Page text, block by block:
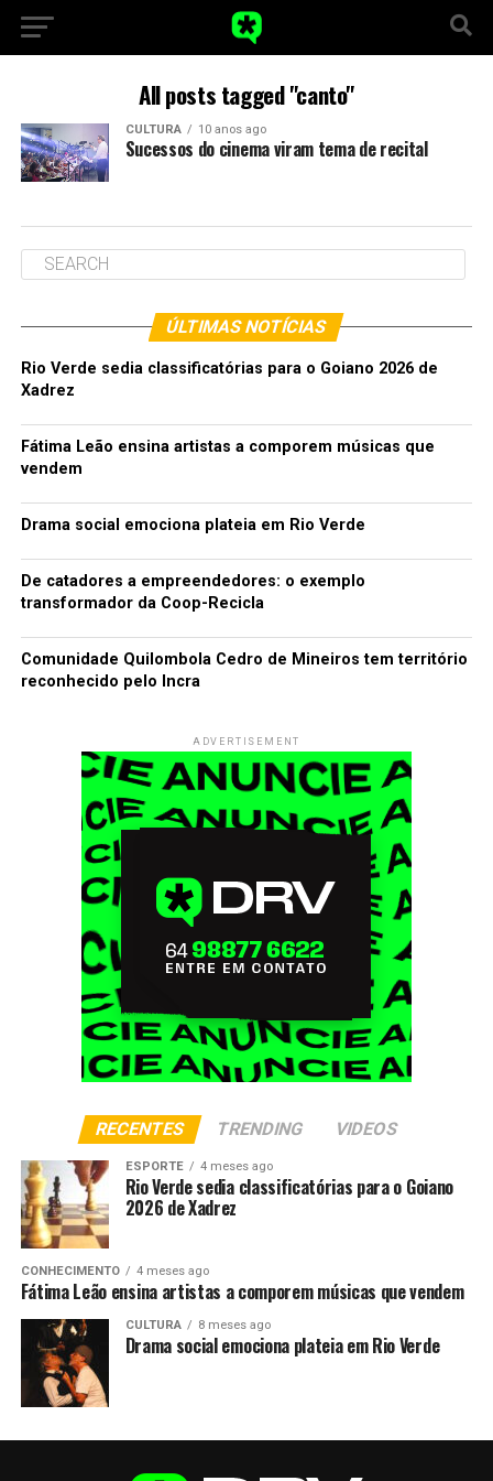
All posts tagged "canto"
CULTURA 10 anos ago
Sucessos do cinema viram tema de recital
ÚLTIMAS NOTÍCIAS
Rio Verde sedia classificatórias para o Goiano 2026 de
Xadrez
Fátima Leão ensina artistas a comporem músicas que
vendem
Drama social emociona plateia em Rio Verde
De catadores a empreendedores: o exemplo
transformador da Coop-Recicla
Comunidade Quilombola Cedro de Mineiros tem território
reconhecido pelo Incra
ADVERTISEMENT
RECENTES TRENDING VIDEOS
ESPORTE 4 meses ago
Rio Verde sedia classificatórias para o Goiano
2026 de Xadrez
CONHECIMENTO 4 meses ago
Fátima Leão ensina artistas a comporem músicas que vendem
CULTURA 8 meses ago
Drama social emociona plateia em Rio Verde